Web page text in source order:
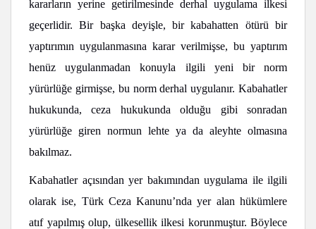
kararların yerine getirilmesinde derhal uygulama ilkesi
geçerlidir. Bir başka deyişle, bir kabahatten ötürü bir
yaptırımın uygulanmasına karar verilmişse, bu yaptırım
henüz uygulanmadan konuyla ilgili yeni bir norm
yürürlüğe girmişse, bu norm derhal uygulanır. Kabahatler
hukukunda, ceza hukukunda olduğu gibi sonradan
yürürlüğe giren normun lehte ya da aleyhte olmasına
bakılmaz.
Kabahatler açısından yer bakımından uygulama ile ilgili
olarak ise, Türk Ceza Kanunu’nda yer alan hükümlere
atıf yapılmış olup, ülkesellik ilkesi korunmuştur. Böylece